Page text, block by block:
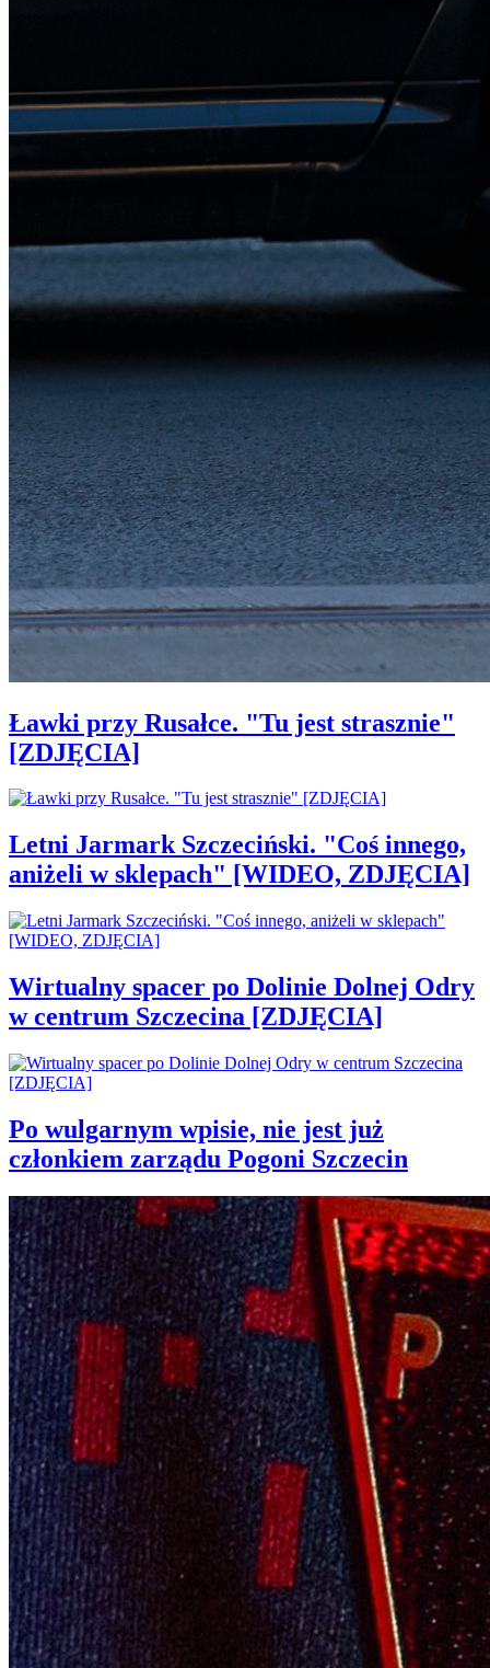
Ławki przy Rusałce. "Tu jest strasznie"
[ZDJĘCIA]
Letni Jarmark Szczeciński. "Coś innego,
aniżeli w sklepach" [WIDEO, ZDJĘCIA]
Wirtualny spacer po Dolinie Dolnej Odry
w centrum Szczecina [ZDJĘCIA]
Po wulgarnym wpisie, nie jest już
członkiem zarządu Pogoni Szczecin